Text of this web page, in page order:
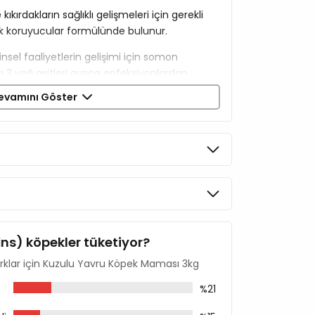
sağlıklı gelişmeleri için gerekli
koruyucular formülünde bulunur.
faaliyetlerin gelişimi için somon
3 yağ asitleri ayrıca enfeksiyonlardan
yenilenmesi için Silymarin içerir.
Göster
köpekler tüketiyor?
için Kuzulu Yavru Köpek Maması 3kg
%21